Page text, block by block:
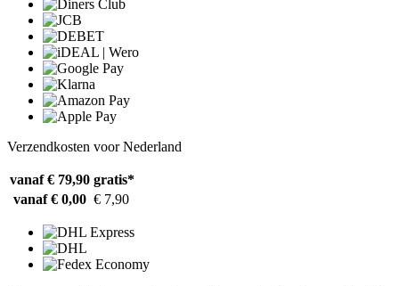
Verzendkosten voor Nederland
vanaf € 79,90 gratis*
vanaf € 0,00 € 7,90